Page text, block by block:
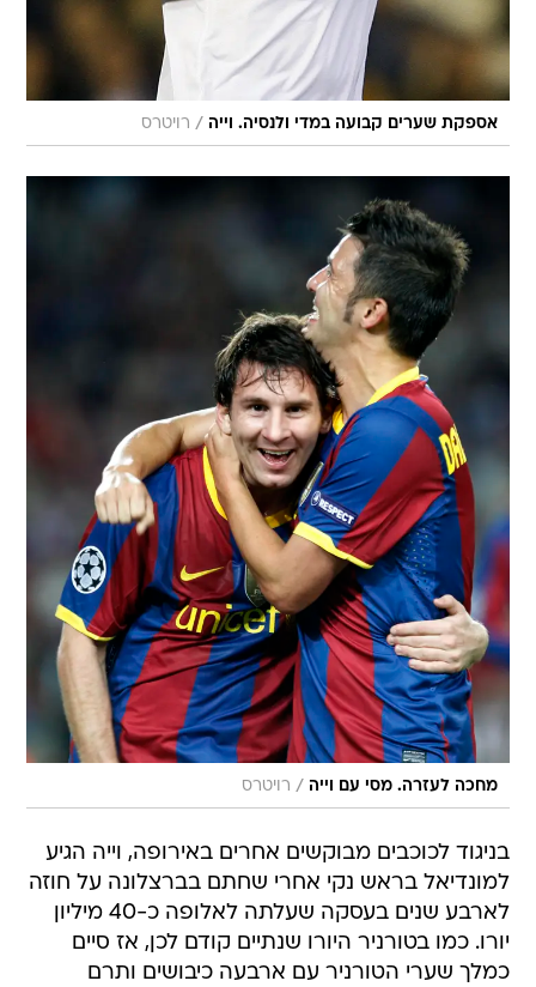
אספקת שערים קבועה במדי ולנסיה. וייה / רויטרס
מחכה לעזרה. מסי עם וייה / רויטרס
בניגוד לכוכבים מבוקשים אחרים באירופה, וייה הגיע
למונדיאל בראש נקי אחרי שחתם בברצלונה על חוזה
לארבע שנים בעסקה שעלתה לאלופה כ-40 מיליון
יורו. כמו בטורניר היורו שנתיים קודם לכן, אז סיים
כמלך שערי הטורניר עם ארבעה כיבושים ותרם